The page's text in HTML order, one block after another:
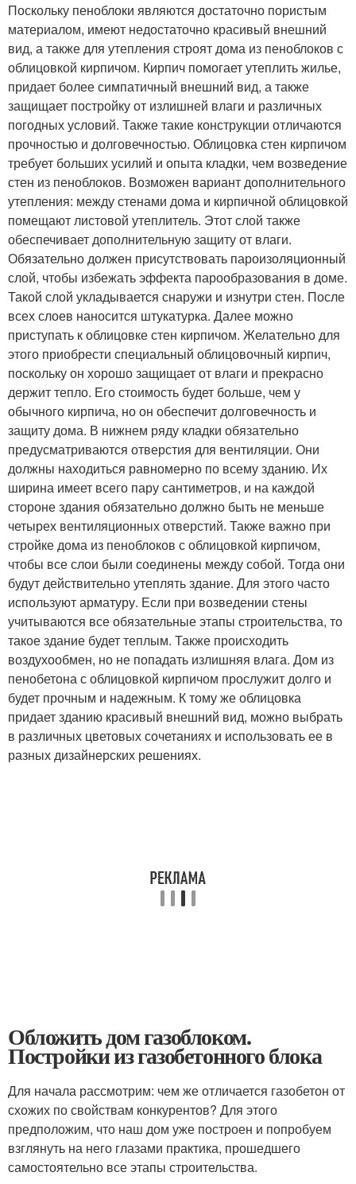
Поскольку пеноблоки являются достаточно пористым
материалом, имеют недостаточно красивый внешний
вид, а также для утепления строят дома из пеноблоков с
облицовкой кирпичом. Кирпич помогает утеплить жилье,
придает более симпатичный внешний вид, а также
защищает постройку от излишней влаги и различных
погодных условий. Также такие конструкции отличаются
прочностью и долговечностью. Облицовка стен кирпичом
требует больших усилий и опыта кладки, чем возведение
стен из пеноблоков. Возможен вариант дополнительного
утепления: между стенами дома и кирпичной облицовкой
помещают листовой утеплитель. Этот слой также
обеспечивает дополнительную защиту от влаги.
Обязательно должен присутствовать пароизоляционный
слой, чтобы избежать эффекта парообразования в доме.
Такой слой укладывается снаружи и изнутри стен. После
всех слоев наносится штукатурка. Далее можно
приступать к облицовке стен кирпичом. Желательно для
этого приобрести специальный облицовочный кирпич,
поскольку он хорошо защищает от влаги и прекрасно
держит тепло. Его стоимость будет больше, чем у
обычного кирпича, но он обеспечит долговечность и
защиту дома. В нижнем ряду кладки обязательно
предусматриваются отверстия для вентиляции. Они
должны находиться равномерно по всему зданию. Их
ширина имеет всего пару сантиметров, и на каждой
стороне здания обязательно должно быть не меньше
четырех вентиляционных отверстий. Также важно при
стройке дома из пеноблоков с облицовкой кирпичом,
чтобы все слои были соединены между собой. Тогда они
будут действительно утеплять здание. Для этого часто
используют арматуру. Если при возведении стены
учитываются все обязательные этапы строительства, то
такое здание будет теплым. Также происходить
воздухообмен, но не попадать излишняя влага. Дом из
пенобетона с облицовкой кирпичом прослужит долго и
будет прочным и надежным. К тому же облицовка
придает зданию красивый внешний вид, можно выбрать
в различных цветовых сочетаниях и использовать ее в
разных дизайнерских решениях.
Обложить дом газоблоком.
Постройки из газобетонного блока
Для начала рассмотрим: чем же отличается газобетон от
схожих по свойствам конкурентов? Для этого
предположим, что наш дом уже построен и попробуем
взглянуть на него глазами практика, прошедшего
самостоятельно все этапы строительства.